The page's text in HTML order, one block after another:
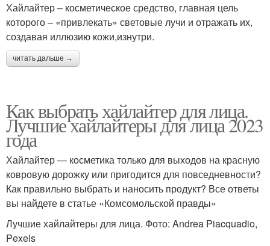
Хайлайтер – косметическое средство, главная цель
которого – «привлекать» световые лучи и отражать их,
создавая иллюзию кожи,изнутри.
читать дальше →
Как выбрать хайлайтер для лица.
Лучшие хайлайтеры для лица 2023
года
Хайлайтер — косметика только для выходов на красную
ковровую дорожку или пригодится для повседневности?
Как правильно выбрать и наносить продукт? Все ответы
вы найдете в статье «Комсомольской правды»
Лучшие хайлайтеры для лица. Фото: Andrea Piacquadio,
Pexels